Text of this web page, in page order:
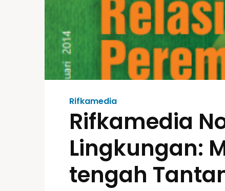
Rifkamedia
Rifkamedia
Lingkungan:
tengah